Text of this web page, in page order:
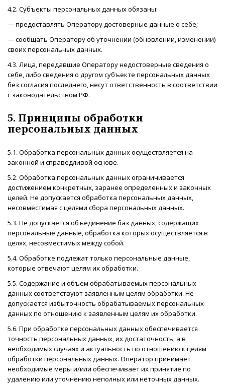
4.2. Субъекты персональных данных обязаны:
— предоставлять Оператору достоверные данные о себе;
— сообщать Оператору об уточнении (обновлении, изменении)
своих персональных данных.
4.3. Лица, передавшие Оператору недостоверные сведения о
себе, либо сведения о другом субъекте персональных данных
без согласия последнего, несут ответственность в соответствии
с законодательством РФ.
5. Принципы обработки
персональных данных
5.1. Обработка персональных данных осуществляется на
законной и справедливой основе.
5.2. Обработка персональных данных ограничивается
достижением конкретных, заранее определенных и законных
целей. Не допускается обработка персональных данных,
несовместимая с целями сбора персональных данных.
5.3. Не допускается объединение баз данных, содержащих
персональные данные, обработка которых осуществляется в
целях, несовместимых между собой.
5.4. Обработке подлежат только персональные данные,
которые отвечают целям их обработки.
5.5. Содержание и объем обрабатываемых персональных
данных соответствуют заявленным целям обработки. Не
допускается избыточность обрабатываемых персональных
данных по отношению к заявленным целям их обработки.
5.6. При обработке персональных данных обеспечивается
точность персональных данных, их достаточность, а в
необходимых случаях и актуальность по отношению к целям
обработки персональных данных. Оператор принимает
необходимые меры и/или обеспечивает их принятие по
удалению или уточнению неполных или неточных данных.